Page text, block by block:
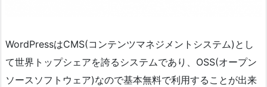
WordPressはCMS(コンテンツマネジメントシステム)とし
て世界トップシェアを誇るシステムであり、OSS(オープン
ソースソフトウェア)なので基本無料で利用することが出来